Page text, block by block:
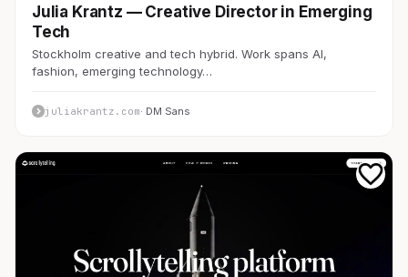
Julia Krantz — Creative Director in Emerging
Tech
Stockholm creative and tech hybrid. Work spans AI,
fashion, emerging technology…
juliakrantz.com· DM Sans